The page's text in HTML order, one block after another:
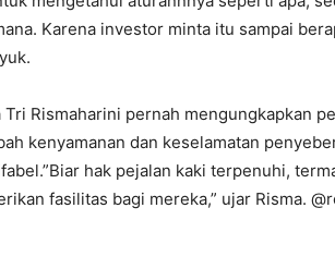
Karena investor minta itu sampai
Tri Rismaharini pernah mengungkapkan
kenyamanan dan keselamatan
hak pejalan kaki terpenuhi,
fasilitas bagi mereka,” ujar Risma.